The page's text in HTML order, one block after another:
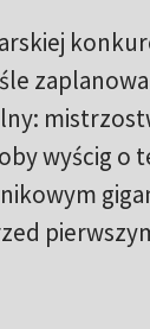
wyścig o